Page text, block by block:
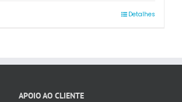
Detalhes
APOIO AO CLIENTE